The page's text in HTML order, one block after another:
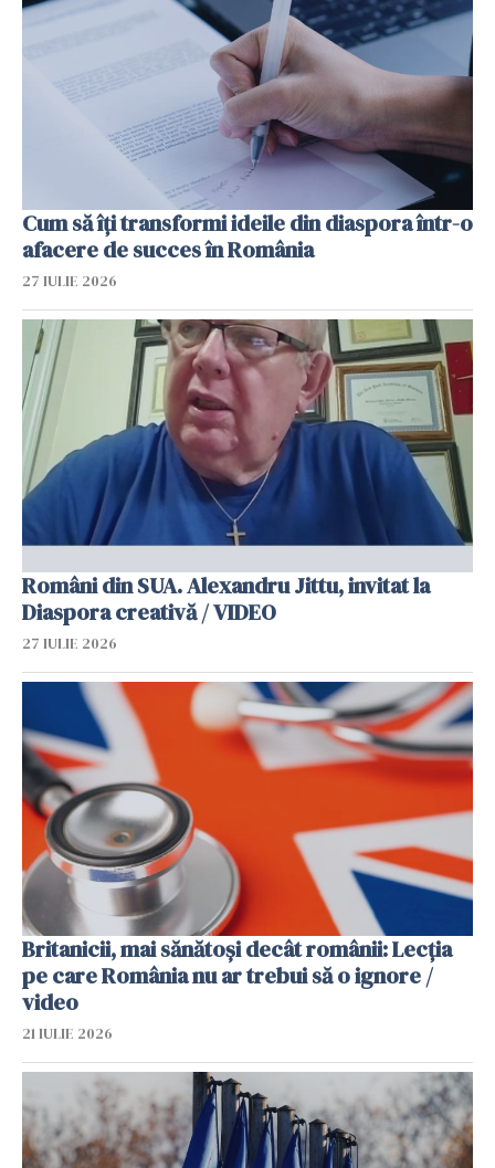
Cum să îți transformi ideile din diaspora într-o
afacere de succes în România
27 IULIE 2026
Români din SUA. Alexandru Jittu, invitat la
Diaspora creativă / VIDEO
27 IULIE 2026
Britanicii, mai sănătoși decât românii: Lecția
pe care România nu ar trebui să o ignore /
video
21 IULIE 2026